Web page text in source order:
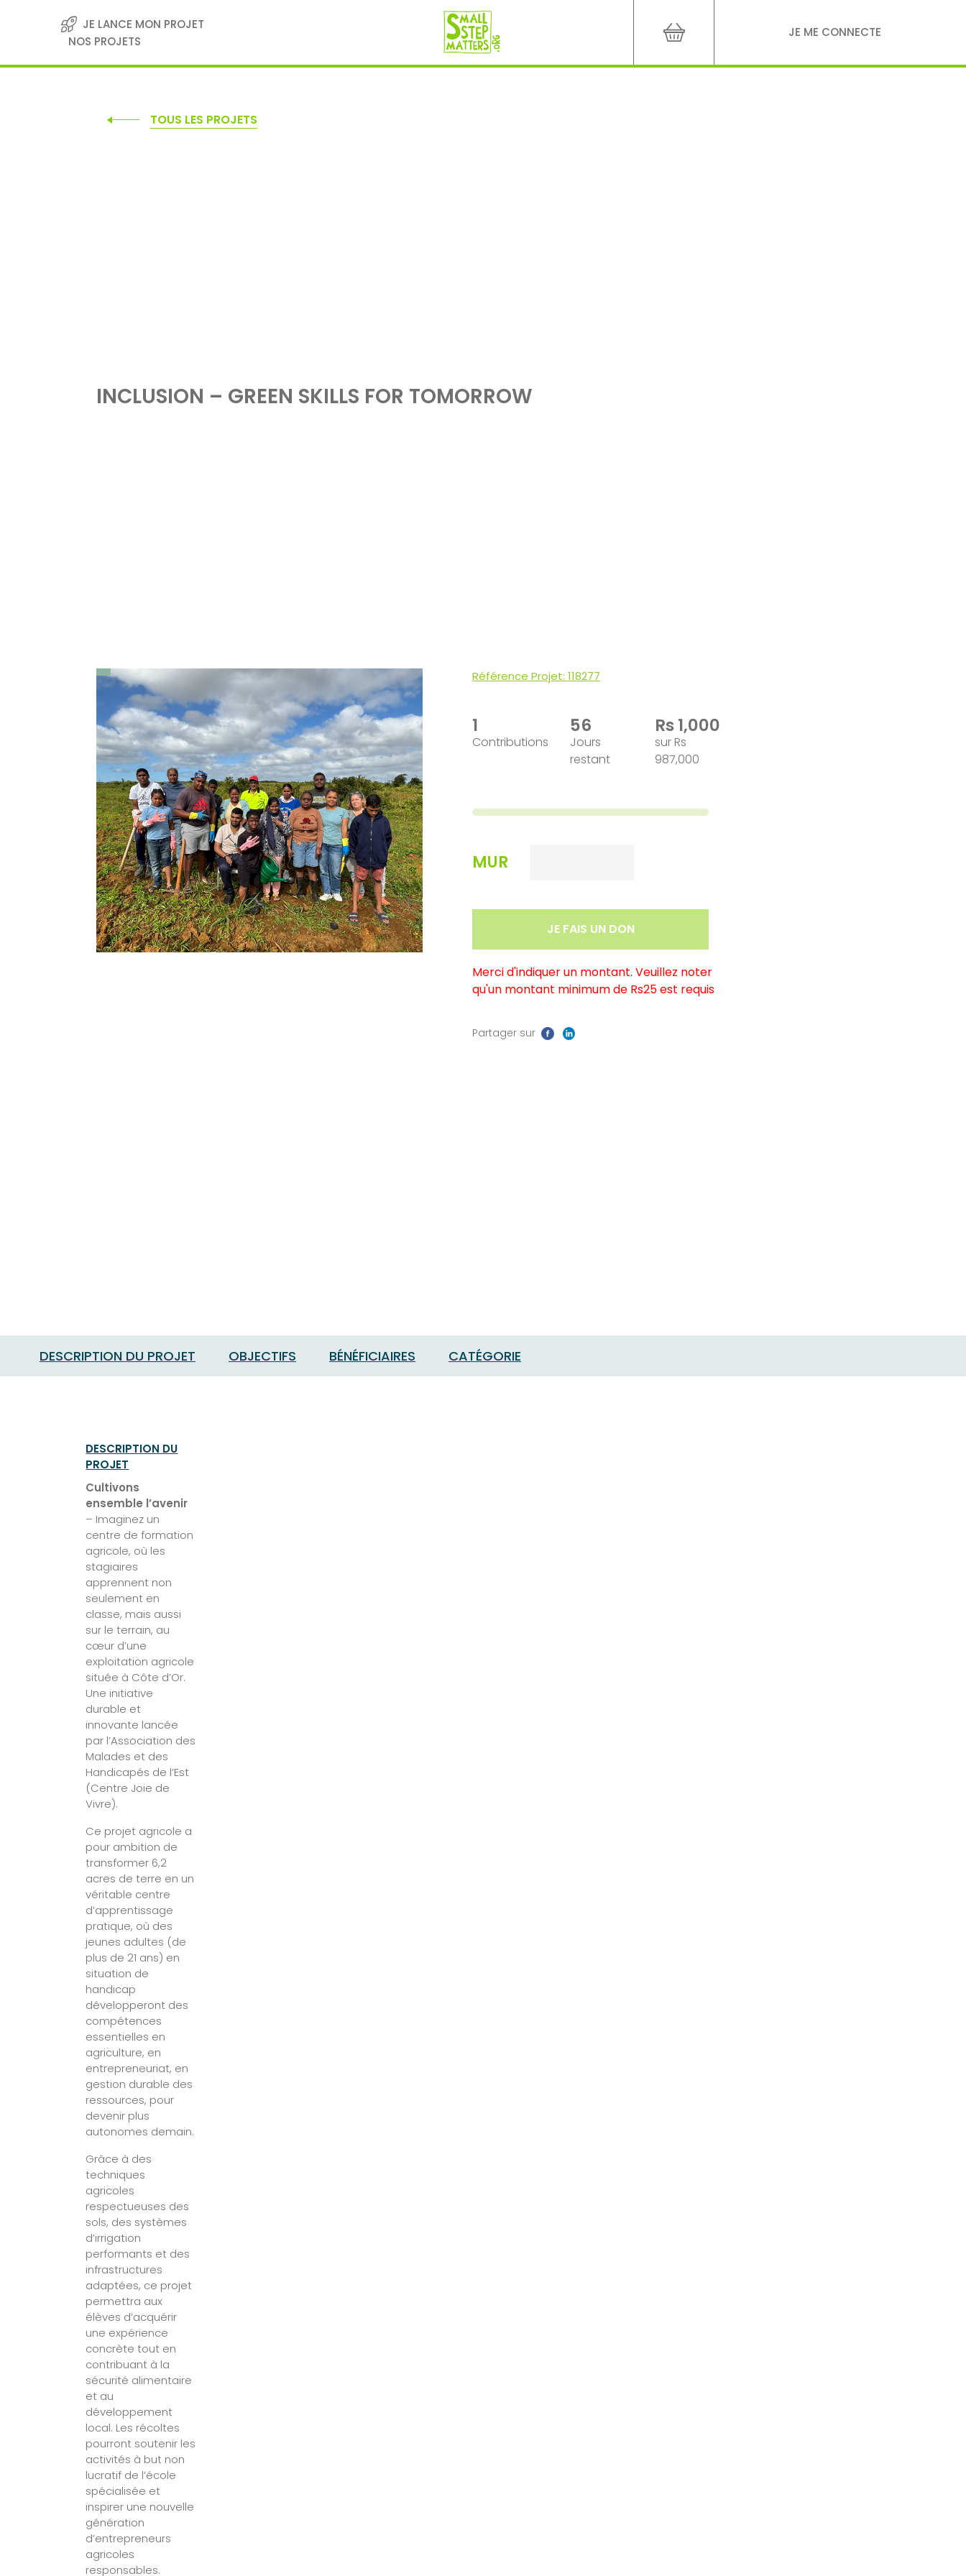
JE LANCE MON PROJET
NOS PROJETS
JE ME CONNECTE
TOUS LES PROJETS
INCLUSION – GREEN SKILLS FOR TOMORROW
Référence Projet: 118277
1
Contributions
56
Jours
restant
Rs 1,000
sur Rs
987,000
MUR
Inclusion
-
Green
tomorrow
JE FAIS UN DON
Merci d'indiquer un montant. Veuillez noter
qu'un montant minimum de Rs25 est requis
Partager sur
DESCRIPTION DU PROJET OBJECTIFS BÉNÉFICIAIRES CATÉGORIE
DESCRIPTION DU
PROJET
Cultivons
ensemble l’avenir
– Imaginez un
centre de formation
agricole, où les
stagiaires
apprennent non
seulement en
classe, mais aussi
sur le terrain, au
cœur d’une
exploitation agricole
située à Côte d’Or.
Une initiative
durable et
innovante lancée
par l’Association des
Malades et des
Handicapés de l’Est
(Centre Joie de
Vivre).
Ce projet agricole a
pour ambition de
transformer 6,2
acres de terre en un
véritable centre
d’apprentissage
pratique, où des
jeunes adultes (de
plus de 21 ans) en
situation de
handicap
développeront des
compétences
essentielles en
agriculture, en
entrepreneuriat, en
gestion durable des
ressources, pour
devenir plus
autonomes demain.
Grâce à des
techniques
agricoles
respectueuses des
sols, des systèmes
d’irrigation
performants et des
infrastructures
adaptées, ce projet
permettra aux
élèves d’acquérir
une expérience
concrète tout en
contribuant à la
sécurité alimentaire
et au
développement
local. Les récoltes
pourront soutenir les
activités à but non
lucratif de l’école
spécialisée et
inspirer une nouvelle
génération
d’entrepreneurs
agricoles
responsables.